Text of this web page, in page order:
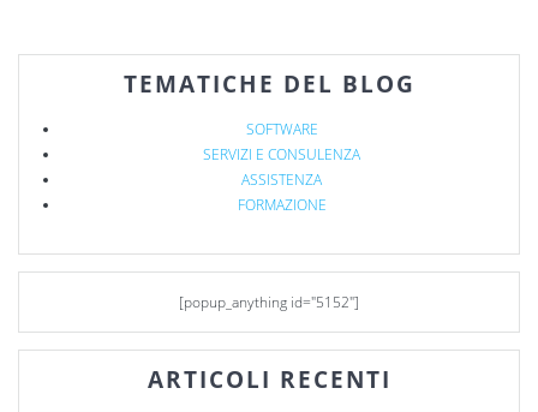
TEMATICHE DEL BLOG
SOFTWARE
SERVIZI E CONSULENZA
ASSISTENZA
FORMAZIONE
[popup_anything id="5152"]
ARTICOLI RECENTI